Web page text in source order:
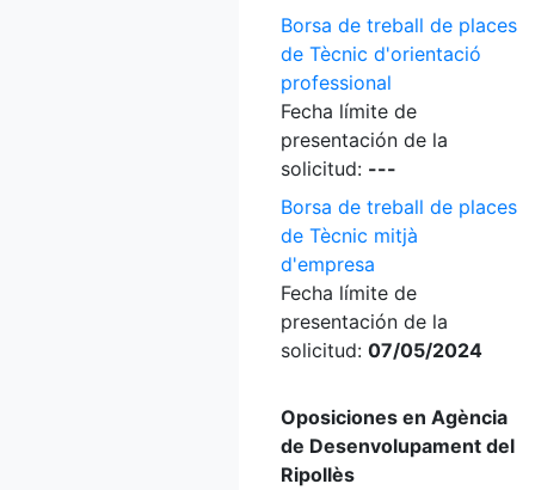
Borsa de treball de places
de Tècnic d'orientació
professional
Fecha límite de
presentación de la
solicitud: ---
Borsa de treball de places
de Tècnic mitjà
d'empresa
Fecha límite de
presentación de la
solicitud: 07/05/2024
Oposiciones en Agència
de Desenvolupament del
Ripollès